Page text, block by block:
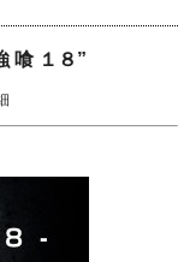
喰 １８”